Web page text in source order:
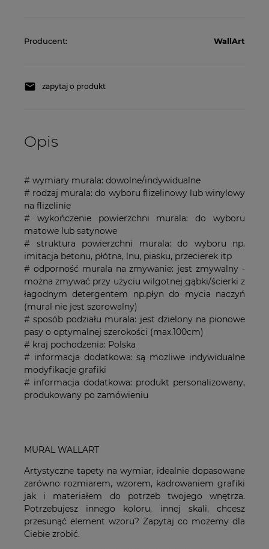
Producent: WallArt
zapytaj o produkt
Opis
# wymiary murala: dowolne/indywidualne
# rodzaj murala: do wyboru flizelinowy lub winylowy
na flizelinie
# wykończenie powierzchni murala: do wyboru
matowe lub satynowe
# struktura powierzchni murala: do wyboru np.
imitacja betonu, płótna, lnu, piasku, przecierek itp
# odporność murala na zmywanie: jest zmywalny -
można zmywać przy użyciu wilgotnej gąbki/ścierki z
łagodnym detergentem np.płyn do mycia naczyń
(mural nie jest szorowalny)
# sposób podziału murala: jest dzielony na pionowe
pasy o optymalnej szerokości (max.100cm)
# kraj pochodzenia: Polska
# informacja dodatkowa: są możliwe indywidualne
modyfikacje grafiki
# informacja dodatkowa: produkt personalizowany,
produkowany po zamówieniu
MURAL WALLART
Artystyczne tapety na wymiar, idealnie dopasowane
zarówno rozmiarem, wzorem, kadrowaniem grafiki
jak i materiałem do potrzeb twojego wnętrza.
Potrzebujesz innego koloru, innej skali, chcesz
przesunąć element wzoru? Zapytaj co możemy dla
Ciebie zrobić.